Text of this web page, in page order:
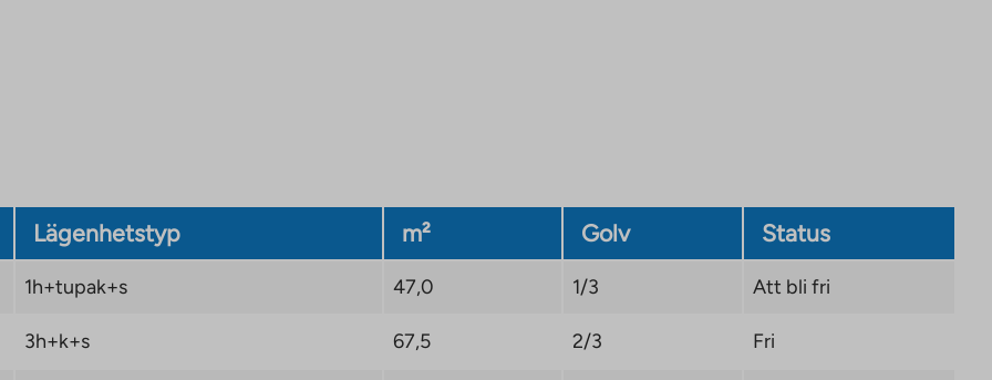
Lägenhetstyp m² Golv Status
1h+tupak+s 47,0 1/3 Att bli fri
3h+k+s 67,5 2/3 Fri